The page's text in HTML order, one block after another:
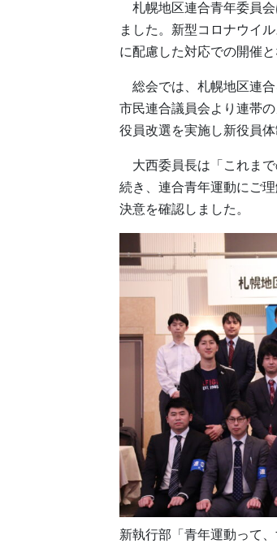
札幌地区連合青年委員会
ました。新型コロナウイ
に配慮した対応での開催と
総会では、札幌地区連合
市民連合議員会より連帯
役員改選を実施し新役員体
大西委員長は「これまで
続き、連合青年運動にご
決意を確認しました。
新執行部「青年運動って